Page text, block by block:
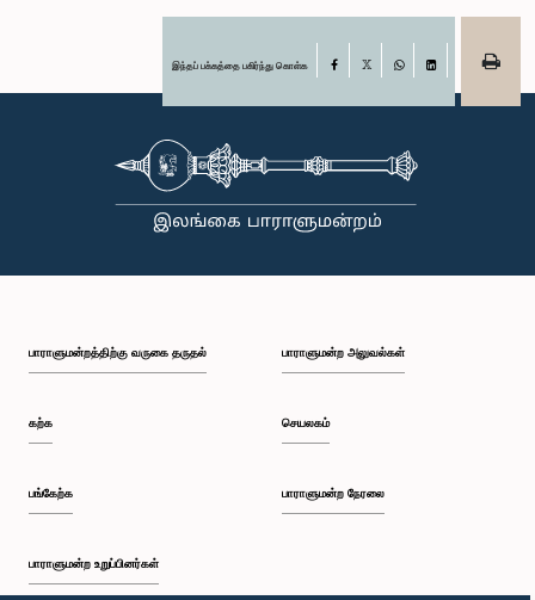
இந்தப் பக்கத்தை பகிர்ந்து கொள்க Facebook
பாராளுமன்றத்திற்கு வருகை தருதல்
கற்க
பங்கேற்க
பாராளுமன்ற உறுப்பினர்கள்
பாராளுமன்ற அலுவல்கள்
செயலகம்
பாராளுமன்ற நேரலை